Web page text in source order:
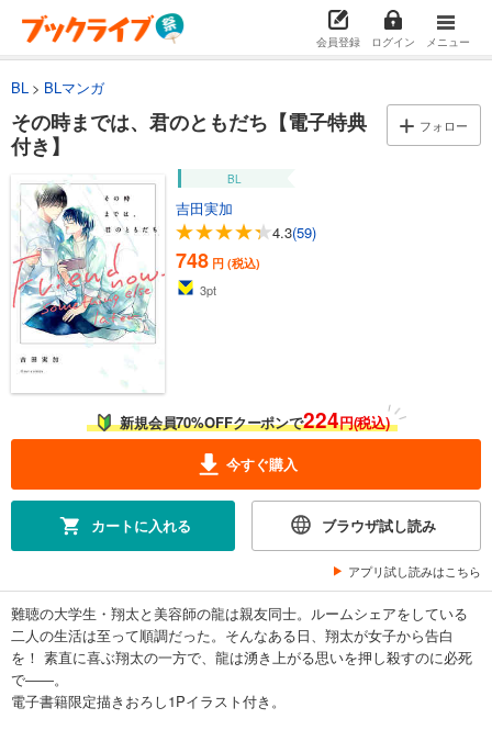
会員登録 ログイン メニュー
BL BLマンガ
その時までは、君のともだち【電子特典
付き】
フォロー
BL
吉田実加
4.3(59)
748 円 (税込)
3pt
新規会員70%OFFクーポンで224円(税込)
今すぐ購入
カートに入れる ブラウザ試し読み
アプリ試し読みはこちら
難聴の大学生・翔太と美容師の龍は親友同士。ルームシェアをしている
二人の生活は至って順調だった。そんなある日、翔太が女子から告白
を！ 素直に喜ぶ翔太の一方で、龍は湧き上がる思いを押し殺すのに必死
で――。
電子書籍限定描きおろし1Pイラスト付き。